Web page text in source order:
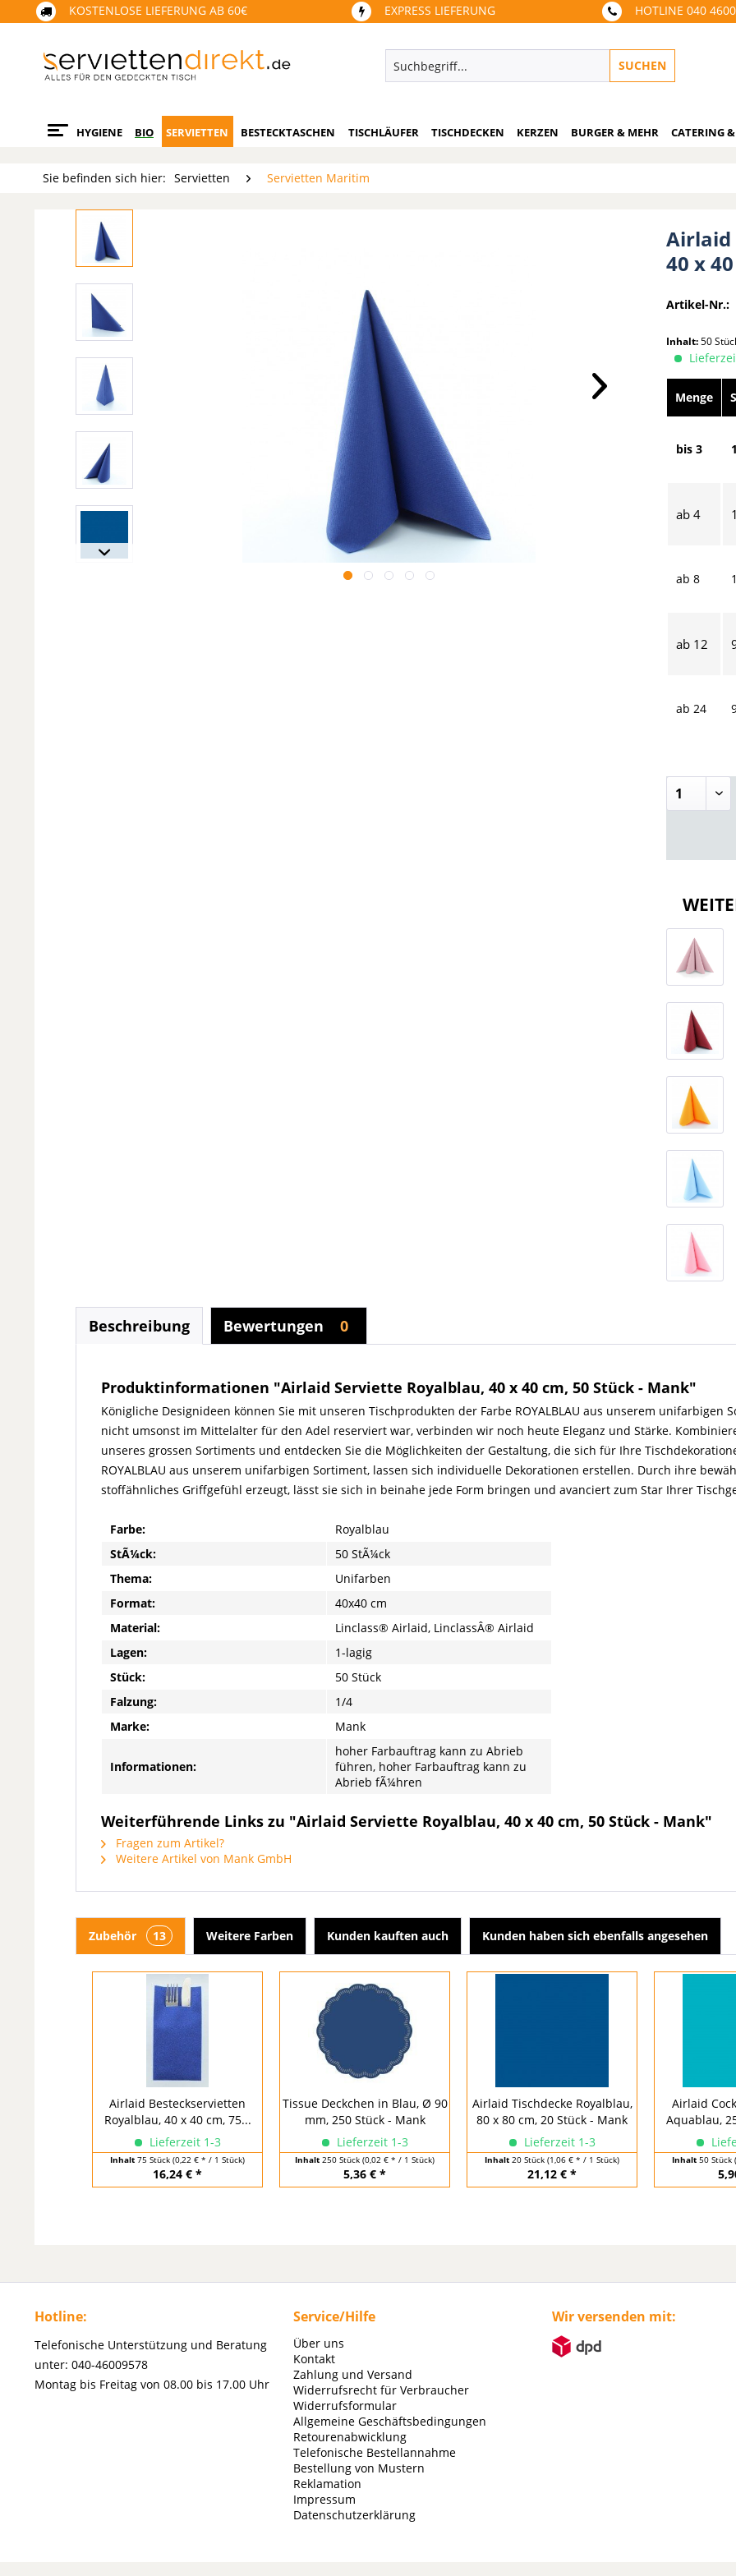
KOSTENLOSE LIEFERUNG AB 60€ EXPRESS LIEFERUNG HOTLINE 040
SUCHEN
HYGIENE BIO SERVIETTEN BESTECKTASCHEN TISCHLÄUFER TISCHDECKEN KERZEN BURGER & MEHR CATERING
Sie befinden sich hier: Servietten Servietten Maritim
Airlaid
40 x
Artikel-Nr.:
Inhalt:50
Menge
bis3
ab4
ab8
ab 12
ab24
Beschreibung Bewertungen 0
Produktinformationen "Airlaid Serviette Royalblau, 40 x 40 cm, 50 Stück - Mank"
Königliche Designideen können Sie mit unseren Tischprodukten der Farbe ROYALBLAU aus unserem
nicht umsonst im Mittelalter für den Adel reserviert war, verbinden wir noch heute Eleganz und Stärke.
unseres grossen Sortiments und entdecken Sie die Möglichkeiten der Gestaltung, die sich für Ihre
ROYALBLAU aus unserem unifarbigen Sortiment, lassen sich individuelle Dekorationen erstellen. Durch ihre
stoffähnliches Griffgefühl erzeugt, lässt sie sich in beinahe jede Form bringen und avanciert zum Star Ihrer
Farbe:
Royalblau
StÃ¼ck:
50 StÃ¼ck
Thema:
Unifarben
Format:
40x40 cm
Material:
Linclass® Airlaid, LinclassÂ® Airlaid
Lagen:
1-lagig
Stück:
50 Stück
Falzung:
1/4
Marke:
Mank
Informationen:
hoher Farbauftrag kann zu Abrieb
führen, hoher Farbauftrag kann zu
Abrieb fÃ¼hren
Weiterführende Links zu "Airlaid Serviette Royalblau, 40 x 40 cm, 50 Stück - Mank"
Fragen zum Artikel?
Weitere Artikel von Mank GmbH
Zubehör 13 Weitere Farben Kunden kauften auch Kunden haben sich ebenfalls angesehen
Airlaid Besteckservietten
Royalblau, 40 x 40 cm, 75...
Lieferzeit 1-3
Inhalt 75 Stück (0,22 € * / 1 Stück)
16,24 € *
Tissue Deckchen in Blau, Ø 90
mm, 250 Stück - Mank
Lieferzeit 1-3
Inhalt 250 Stück (0,02 € * / 1 Stück)
5,36 € *
Airlaid Tischdecke Royalblau,
80 x 80 cm, 20 Stück - Mank
Lieferzeit 1-3
Inhalt 20 Stück (1,06 € * / 1 Stück)
21,12 € *
Airlaid
Aquablau,
Inhalt 50 Stück
Hotline:
Telefonische Unterstützung und Beratung
unter: 040-46009578
Montag bis Freitag von 08.00 bis 17.00 Uhr
Service/Hilfe
Über uns
Kontakt
Zahlung und Versand
Widerrufsrecht für Verbraucher
Widerrufsformular
Allgemeine Geschäftsbedingungen
Retourenabwicklung
Telefonische Bestellannahme
Bestellung von Mustern
Reklamation
Impressum
Datenschutzerklärung
Wir versenden mit: